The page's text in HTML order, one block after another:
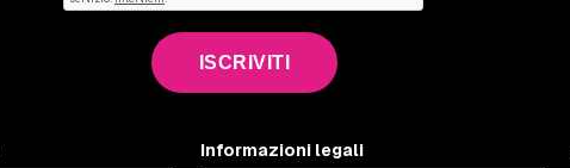
ISCRIVITI
Informazioni legali